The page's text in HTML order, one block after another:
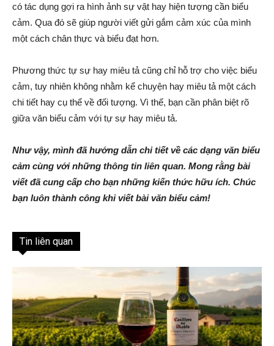
có tác dụng gợi ra hình ảnh sự vật hay hiện tượng cần biểu
cảm. Qua đó sẽ giúp người viết gửi gắm cảm xúc của mình
một cách chân thực và biểu đạt hơn.
Phương thức tự sự hay miêu tả cũng chỉ hỗ trợ cho việc biểu
cảm, tuy nhiên không nhằm kể chuyện hay miêu tả một cách
chi tiết hay cụ thể về đối tượng. Vì thế, bạn cần phân biệt rõ
giữa văn biểu cảm với tự sự hay miêu tả.
Như vậy, mình đã hướng dẫn chi tiết về các dạng văn biểu
cảm cùng với những thông tin liên quan. Mong rằng bài
viết đã cung cấp cho bạn những kiến thức hữu ích. Chúc
bạn luôn thành công khi viết bài văn biểu cảm!
Tin liên quan